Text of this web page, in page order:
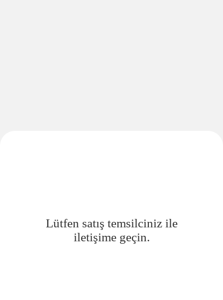
Lütfen satış temsilciniz ile
iletişime geçin.